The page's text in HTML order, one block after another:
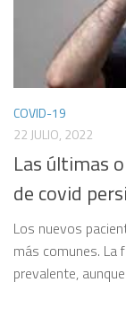
COVID-19
22 JULIO, 2022
Las últimas
de covid
Los nuevos
más comunes. La
prevalente,